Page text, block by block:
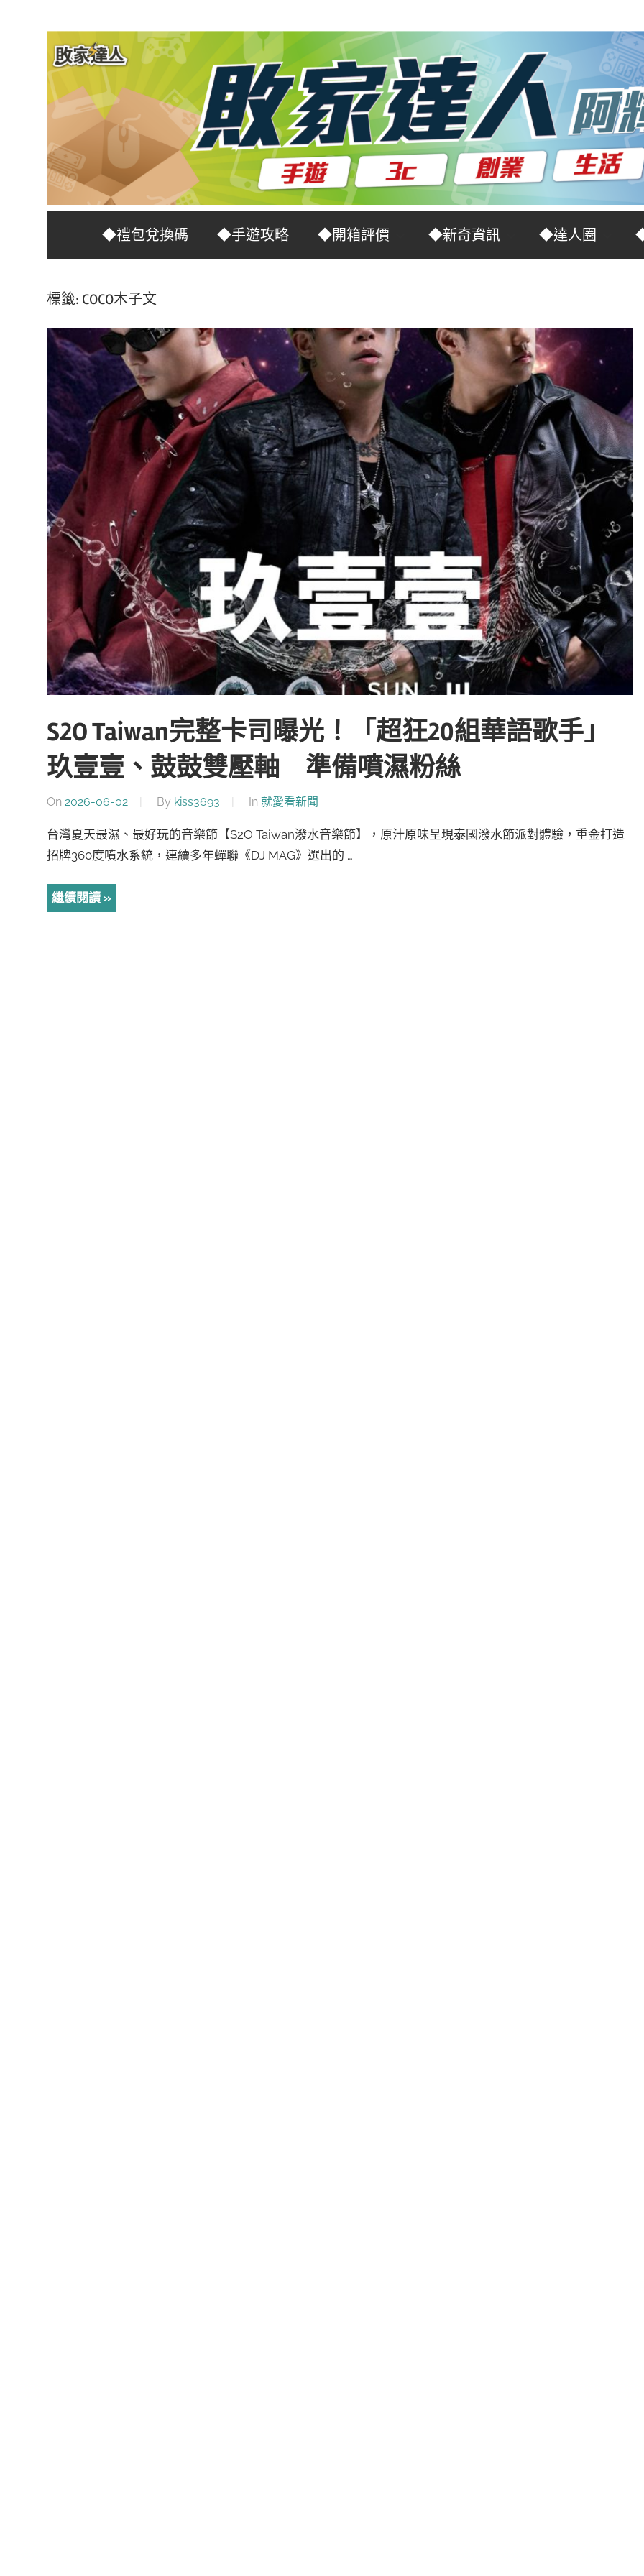
家
達
人
推
薦
No.1
戲
科
技
媒
體。
◆禮包兌換碼 ◆手遊攻略 ◆開箱評價 ◆新奇資訊 ◆達人圈
標籤: COCO木子文
S2O Taiwan完整卡司曝光！「超狂20組華語歌手」
玖壹壹、鼓鼓雙壓軸 準備噴濕粉絲
On 2026-06-02 By kiss3693 In 就愛看新聞
台灣夏天最濕、最好玩的音樂節【S2O Taiwan潑水音樂節】，原汁原味呈現泰國潑水節派對體驗，重金打造
招牌360度噴水系統，連續多年蟬聯《DJ MAG》選出的 …
繼續閱讀